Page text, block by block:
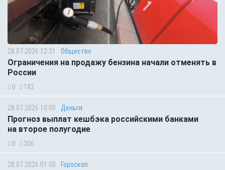
28.07.2026 12:31 Общество
Ограничения на продажу бензина начали отменять в
России
0 182
28.07.2026 10:00 Деньги
Прогноз выплат кешбэка российскими банками
на второе полугодие
0 206
28.07.2026 01:00 Гороскоп